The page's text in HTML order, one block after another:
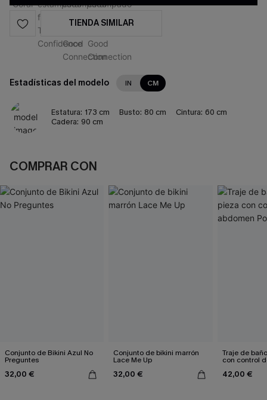
TIENDA SIMILAR
Estadísticas del modelo IN CM
Estatura: 173 cm Busto: 80 cm Cintura: 60 cm
Cadera: 90 cm
COMPRAR CON
Conjunto de Bikini Azul No
Preguntes
32,00 €
Conjunto de bikini marrón
Lace Me Up
32,00 €
Traje de
con control
42,00 €